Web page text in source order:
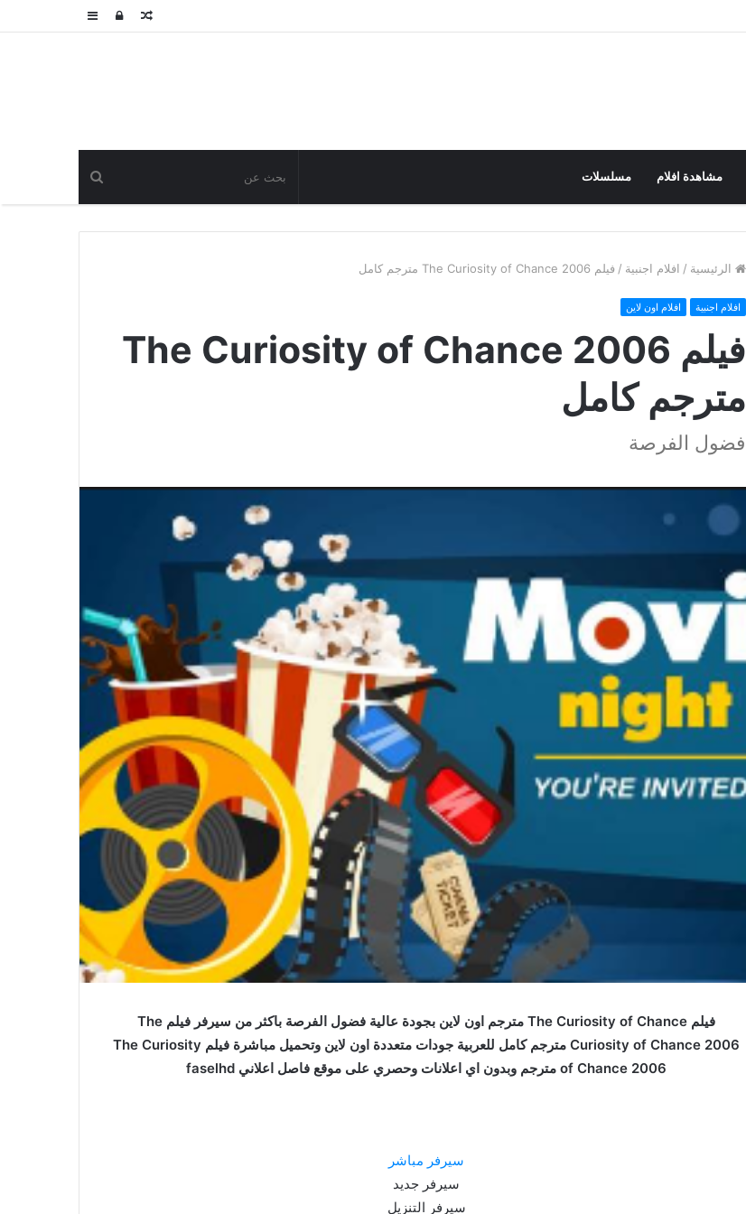
عمودتسجيلمقال
مشاهدة افلام مسلسلات
الرئيسية / افلام اجنبية / فيلم The Curiosity of Chance 2006 مترجم كامل
افلام اجنبية افلام اون لاين
فيلم The Curiosity of Chance 2006
مترجم كامل
فضول الفرصة
فيلم The Curiosity of Chance مترجم اون لاين بجودة عالية فضول الفرصة باكثر من سيرفر فيلم The
Curiosity of Chance 2006 مترجم كامل للعربية جودات متعددة اون لاين وتحميل مباشرة فيلم The Curiosity
of Chance 2006 مترجم وبدون اي اعلانات وحصري على موقع فاصل اعلاني faselhd
سيرفر مباشر
سيرفر جديد
سيرفر التنزيل